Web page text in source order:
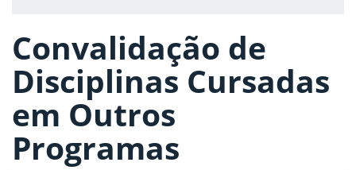
Convalidação de
Disciplinas Cursadas
em Outros
Programas